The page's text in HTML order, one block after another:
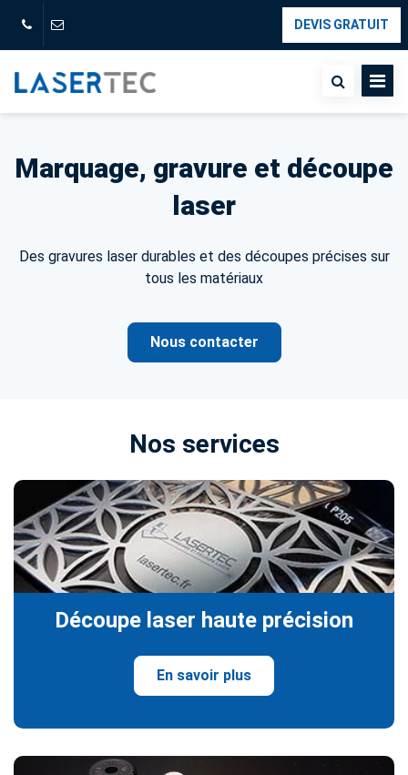
Marquage, gravure et découpe
laser
Des gravures laser durables et des découpes précises sur
tous les matériaux
Nous contacter
Nos services
Découpe laser haute précision
En savoir plus
DEVIS GRATUIT